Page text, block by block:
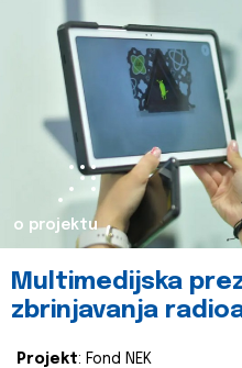
o projektu
Multimedijska
zbrinjavanja
Projekt: Fond NEK